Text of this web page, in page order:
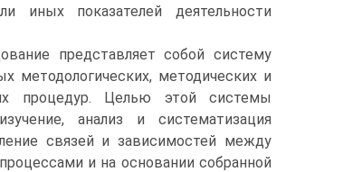
иных показателей деятельности
представляет собой систему
методологических, методических и
процедур. Целью этой системы
анализ и систематизация
связей и зависимостей между
и на основании собранной